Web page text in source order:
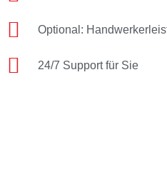
Optional:
24/7 Support für Sie